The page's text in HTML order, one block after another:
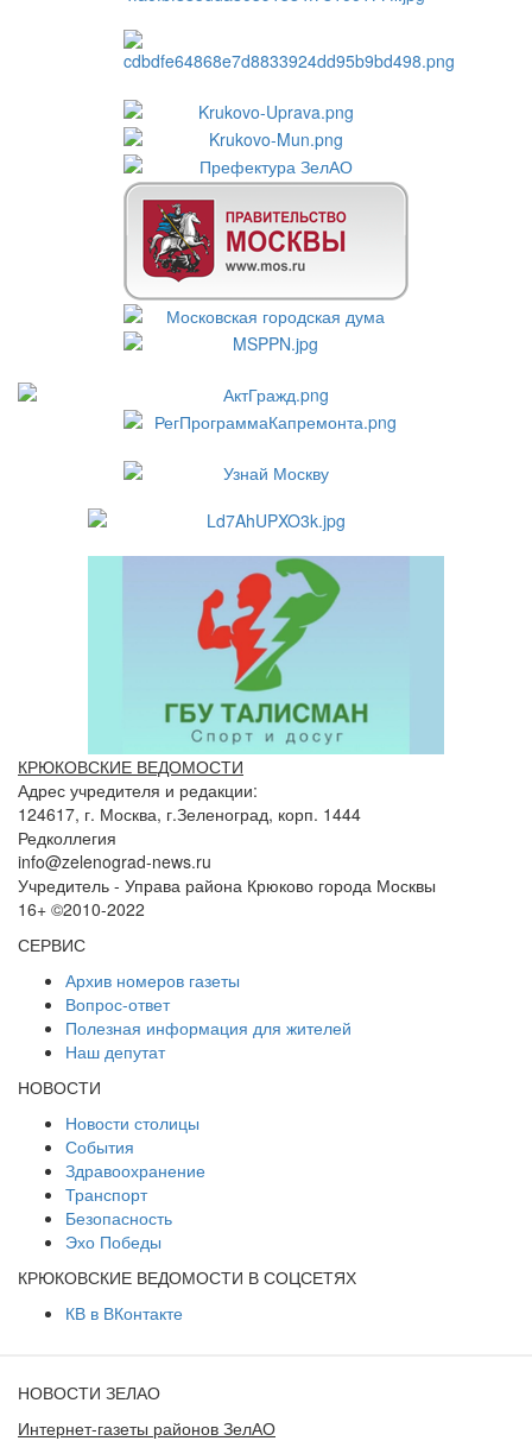
КРЮКОВСКИЕ ВЕДОМОСТИ
Адрес учредителя и редакции:
124617, г. Москва, г.Зеленоград, корп. 1444
Редколлегия
info@zelenograd-news.ru
Учредитель - Управа района Крюково города Москвы
16+ ©2010-2022
СЕРВИС
Архив номеров газеты
Вопрос-ответ
Полезная информация для жителей
Наш депутат
НОВОСТИ
Новости столицы
События
Здравоохранение
Транспорт
Безопасность
Эхо Победы
КРЮКОВСКИЕ ВЕДОМОСТИ В СОЦСЕТЯХ
КВ в ВКонтакте
НОВОСТИ ЗЕЛАО
Интернет-газеты районов ЗелАО